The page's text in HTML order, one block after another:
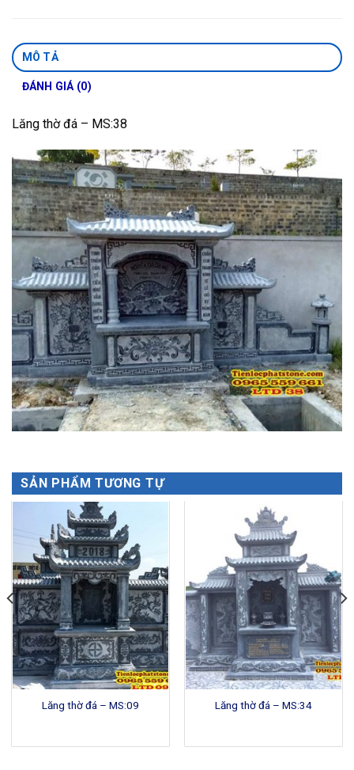
MÔ TẢ
ĐÁNH GIÁ (0)
Lăng thờ đá – MS:38
SẢN PHẨM TƯƠNG TỰ
Lăng thờ đá – MS:09 Lăng thờ đá – MS:34